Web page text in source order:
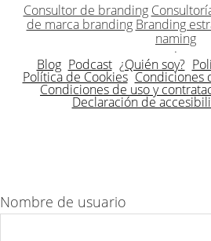
Consultor de branding
de marca branding Branding
naming
·
Blog Podcast ¿Quién soy?
Política de Cookies Condiciones
Condiciones de uso y
Declaración de
Nombre de usuario